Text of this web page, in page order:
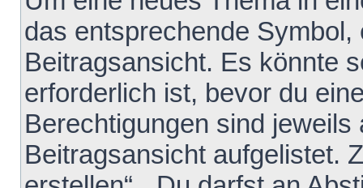
das entsprechende
Beitragsansicht. Es könnte
erforderlich ist, bevor du
Berechtigungen sind
Beitragsansicht aufgelistet.